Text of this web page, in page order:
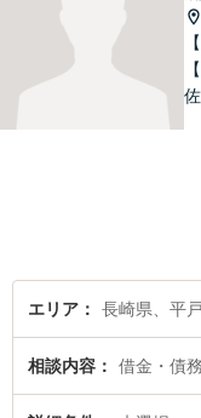
エリア 長崎県、平
相談内容 借金・債